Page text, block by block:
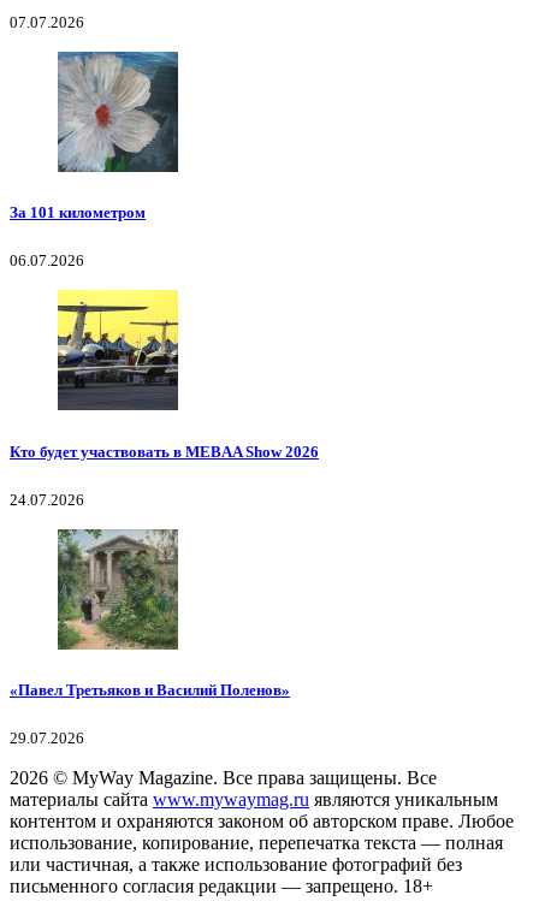
07.07.2026
За 101 километром
06.07.2026
Кто будет участвовать в MEBAA Show 2026
24.07.2026
«Павел Третьяков и Василий Поленов»
29.07.2026
2026 © MyWay Magazine. Все права защищены. Все
материалы сайта www.mywaymag.ru являются уникальным
контентом и охраняются законом об авторском праве. Любое
использование, копирование, перепечатка текста — полная
или частичная, а также использование фотографий без
письменного согласия редакции — запрещено. 18+